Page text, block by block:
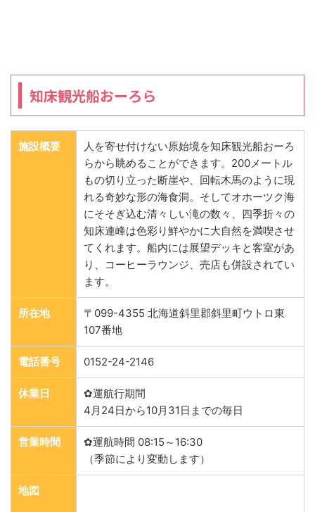
知床観光船おーろら
施設概要
人を寄せ付けない原始境を知床観光船おーろ
らから眺めることができます。200メートル
もの切り立った断崖や、回転木馬のように現
れる奇妙な形の海食洞。そしてオホーツク海
にそそぎ込む清々しい滝の数々、四季折々の
知床連峰は色彩り鮮やかに大自然を満喫させ
てくれます。船内には展望デッキと客室があ
り、コーヒーラウンジ、売店も併設されてい
ます。
所在地
〒099-4355 北海道斜里郡斜里町ウトロ東
107番地
電話番号 0152-24-2146
休業日
✿運航行期間
4月24日から10月31日までの毎日
営業時間
✿運航時間 08:15～16:30
（季節により変動します）
地図